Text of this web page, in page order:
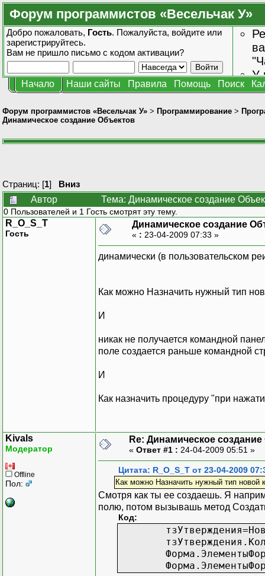
Форум программистов «Весельчак У»
Добро пожаловать, Гость. Пожалуйста, войдите или
зарегистрируйтесь.
Вам не пришло письмо с кодом активации?
У
Начало Наши сайты Правила Помощь Поиск
Форум программистов «Весельчак У» > Программирование >
Динамическое создание Объектов
Страниц: [1] Вниз
Автор
Тема: Динамическое создание
0 Пользователей и 1 Гость смотрят эту тему.
R_O_S_T
Гость
Динамическое создание
« : 23-04-2009 07:33 »
динамически (в пользовательском
Как можно Назначить нужный тип
И
никак не получается командной
поле создается раньше командной
И
Как назначить процедуру "при
Kivals
Модератор
Offline
Пол:
Re: Динамическое
« Ответ #1 : 24-04-2009 05:51 »
Цитата: R_O_S_T от 23-04-2009
Как можно Назначить нужный тип новой
Смотря как ты ее создаешь. Я
полю, потом вызывашь метод
Код: